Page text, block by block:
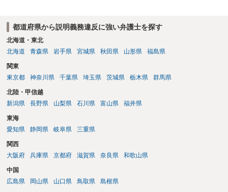
都道府県から説明義務違反に強い弁護士を探す
北海道・東北
北海道
青森県 岩手県 宮城県 秋田県 山形県 福島県
関東
東京都
神奈川県 千葉県 埼玉県 茨城県 栃木県 群馬県
北陸・甲信越
新潟県
長野県 山梨県 石川県 富山県 福井県
東海
愛知県
静岡県 岐阜県 三重県
関西
大阪府
兵庫県 京都府 滋賀県 奈良県 和歌山県
中国
広島県
岡山県 山口県 鳥取県 島根県